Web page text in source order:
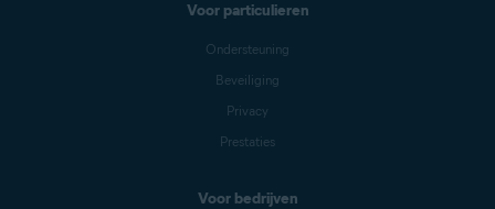
Voor particulieren
Ondersteuning
Beveiliging
Privacy
Prestaties
Voor bedrijven